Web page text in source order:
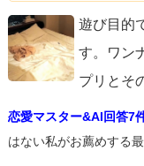
遊び目的
す。ワン
プリとそ
恋愛マスター&AI回答7
はない私がお薦めする